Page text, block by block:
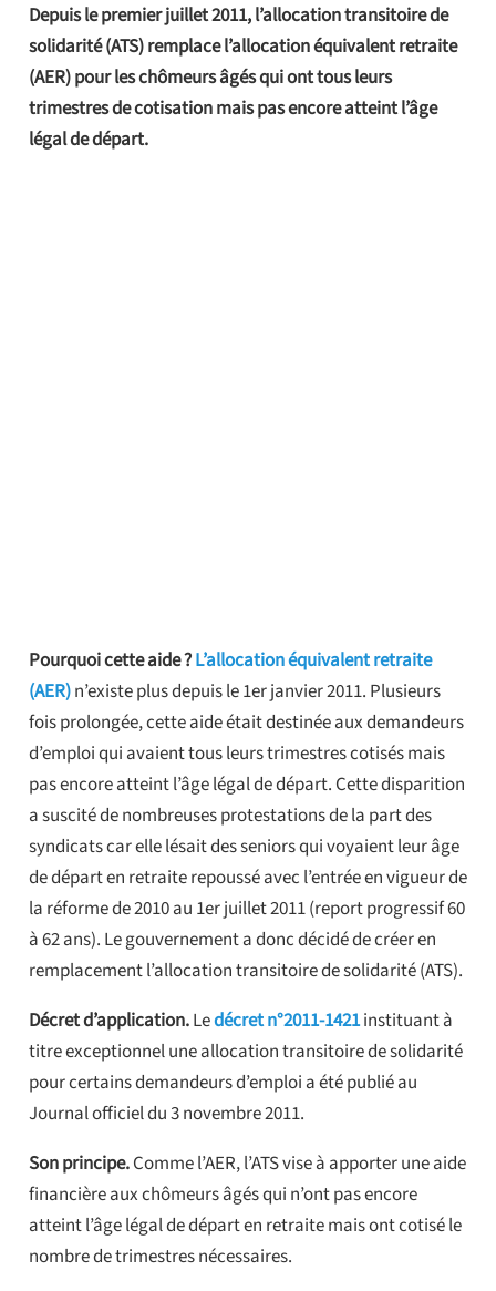
Depuis le premier juillet 2011, l’allocation transitoire de
solidarité (ATS) remplace l’allocation équivalent retraite
(AER) pour les chômeurs âgés qui ont tous leurs
trimestres de cotisation mais pas encore atteint l’âge
légal de départ.
Pourquoi cette aide ?L’allocation équivalent retraite
(AER)n’existe plus depuis le 1er janvier 2011. Plusieurs
fois prolongée, cette aide était destinée aux demandeurs
d’emploi qui avaient tous leurs trimestres cotisés mais
pas encore atteint l’âge légal de départ. Cette disparition
a suscité de nombreuses protestations de la part des
syndicats car elle lésait des seniors qui voyaient leur âge
de départ en retraite repoussé avec l’entrée en vigueur de
la réforme de 2010 au 1er juillet 2011 (report progressif 60
à 62 ans). Le gouvernement a donc décidé de créer en
remplacement l’allocation transitoire de solidarité (ATS).
Décret d’application.Ledécret n°2011-1421instituant à
titre exceptionnel une allocation transitoire de solidarité
pour certains demandeurs d’emploi a été publié au
Journal officiel du 3 novembre 2011.
Son principe.Comme l’AER, l’ATS vise à apporter une aide
financière aux chômeurs âgés qui n’ont pas encore
atteint l’âge légal de départ en retraite mais ont cotisé le
nombre de trimestres nécessaires.